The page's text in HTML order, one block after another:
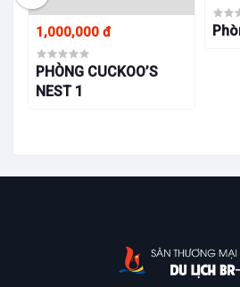
1,000,000 đ
PHÒNG CUCKOO’S
NEST 1